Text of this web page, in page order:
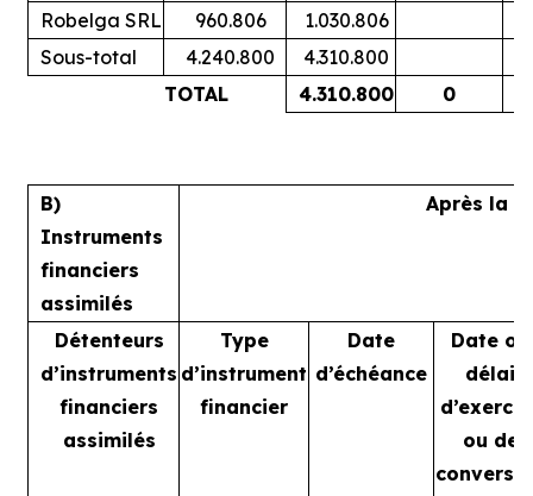
Robelga SRL
960.806
1.030.806
Sous-total
4.240.800 4.310.800
TOTAL
4.310.800 0
B)
Instruments
financiers
assimilés
Après la
Détenteurs
d’instruments
financiers
assimilés
Type
d’instrument
financier
Date
d’échéance
Date ou
délai
ou de